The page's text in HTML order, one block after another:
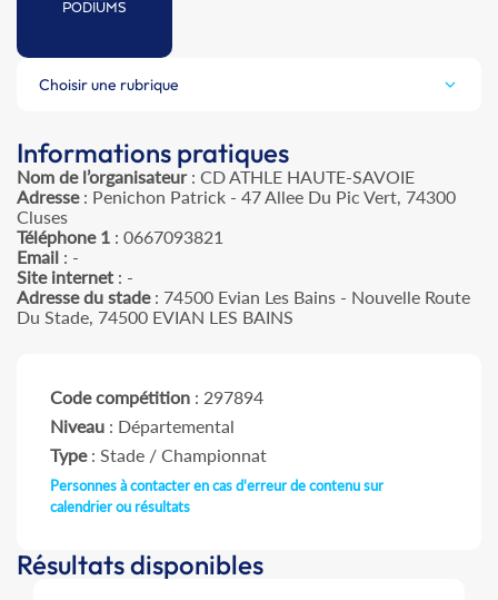
PODIUMS
Choisir une rubrique
Informations pratiques
Nom de l’organisateur: CD ATHLE HAUTE-SAVOIE
Adresse: Penichon Patrick - 47 Allee Du Pic Vert, 74300
Cluses
Téléphone 1 : 0667093821
Email : -
Site internet : -
Adresse du stade: 74500 Evian Les Bains - Nouvelle Route
Du Stade, 74500 EVIAN LES BAINS
Code compétition : 297894
Niveau : Départemental
Type: Stade / Championnat
Personnes à contacter en cas d'erreur de contenu sur
calendrier ou résultats
Résultats disponibles